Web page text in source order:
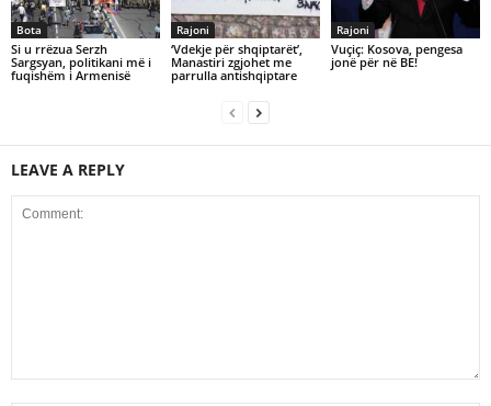
Bota
Si u rrëzua Serzh
Sargsyan, politikani më i
fuqishëm i Armenisë
Rajoni
‘Vdekje për shqiptarët’,
Manastiri zgjohet me
parrulla antishqiptare
Rajoni
Vuçiç: Kosova, pengesa
jonë për në BE!
LEAVE A REPLY